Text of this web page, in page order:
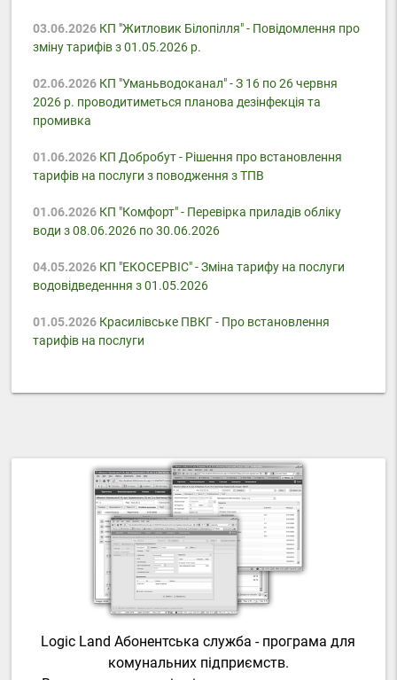
03.06.2026КП "Житловик Білопілля" - Повідомлення про
зміну тарифів з 01.05.2026 р.
02.06.2026КП "Уманьводоканал" - З 16 по 26 червня
2026 р. проводитиметься планова дезінфекція та
промивка
01.06.2026КП Добробут - Pішення про встановлення
тарифів на послуги з поводження з ТПВ
01.06.2026КП "Комфорт" - Перевірка приладів обліку
води з 08.06.2026 по 30.06.2026
04.05.2026КП "ЕКОСЕРВІС" - Зміна тарифу на послуги
водовідведенння з 01.05.2026
01.05.2026Красилівське ПВКГ - Про встановлення
тарифів на послуги
Logic Land Абонентська служба - програма для
комунальних підприємств.